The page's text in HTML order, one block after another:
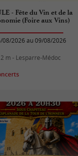
- Fête du Vin et de la
(Foire aux Vins)
08/2026 au 09/08/2026
m - Lesparre-Médoc